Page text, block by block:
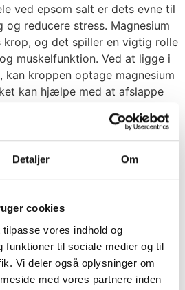
Detaljer Om
cookies
vores indhold og
funktioner til sociale medier og til
Vi deler også oplysninger om
med vores partnere inden
ved epsom salt er dets evne til
og reducere stress. Magnesium
og det spiller en vigtig rolle
muskelfunktion. Ved at ligge i
kan kroppen optage magnesium
kan hjælpe med at afslappe
for kroppens funktioner,
nervesystemets sundhed og
Epsom salt til tanken øges
i vandet, hvilket kan